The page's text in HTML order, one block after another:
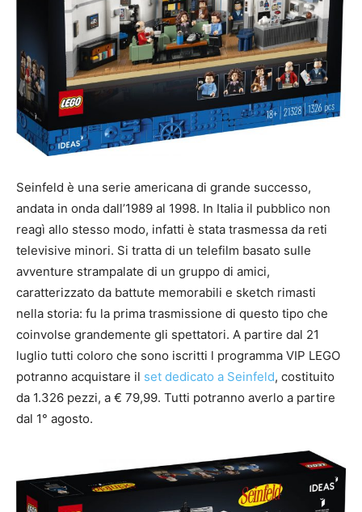
Seinfeld è una serie americana di grande successo,
andata in onda dall’1989 al 1998. In Italia il pubblico non
reagì allo stesso modo, infatti è stata trasmessa da reti
televisive minori. Si tratta di un telefilm basato sulle
avventure strampalate di un gruppo di amici,
caratterizzato da battute memorabili e sketch rimasti
nella storia: fu la prima trasmissione di questo tipo che
coinvolse grandemente gli spettatori. A partire dal 21
luglio tutti coloro che sono iscritti l programma VIP LEGO
potranno acquistare il set dedicato a Seinfeld, costituito
da 1.326 pezzi, a € 79,99. Tutti potranno averlo a partire
dal 1° agosto.